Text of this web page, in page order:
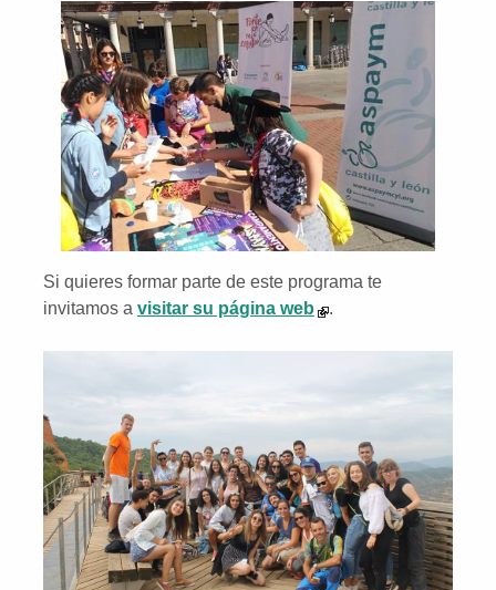
Si quieres formar parte de este programa te
invitamos a visitar su página web .